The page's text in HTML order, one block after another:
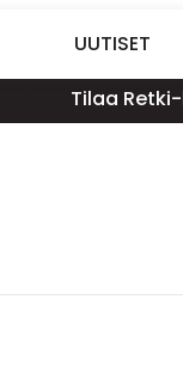
UUTISET
Tilaa